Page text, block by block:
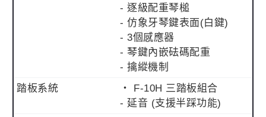
- 逐級配重琴槌
- 仿象牙琴鍵表面(白鍵)
- 3個感應器
- 琴鍵內嵌砝碼配重
- 擒縱機制
踏板系統
・ F-10H 三踏板組合
- 延音 (支援半踩功能)